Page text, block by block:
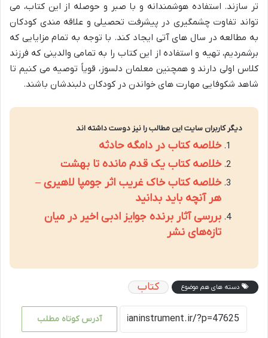
تر سازند. استفاده هوشمندانه و با صبر و حوصله از این کتاب، می
تواند تفاوت چشمگیری در پیشرفت تحصیلی و علاقه مندی کودکان
به مطالعه در سال های آتی ایجاد کند. با توجه به تمام مزایایی که
برشمردیم، تهیه و استفاده از این کتاب را به تمامی والدینی که فرزند
کلاس اولی دارند و همچنین معلمان دلسوز، قویاً توصیه می کنیم تا
شاهد شکوفایی مهارت های خواندن در کودکان دلبندشان باشند.
دیگر کاربران سایت این مطالب را نیز دوست داشته اند
خلاصه کتاب در دامگه حادثه
خلاصه کتاب یک قدم مانده تا بهشت
خلاصه کتاب خاک غریب اثر جومپا لاهیری –
هر آنچه باید بدانید
بررسی آثار برنده جوایز ادبی اخیر در میان
تازه‌های نشر
دسته های هم موضوع کتاب
آدرس کوتاه مطلب